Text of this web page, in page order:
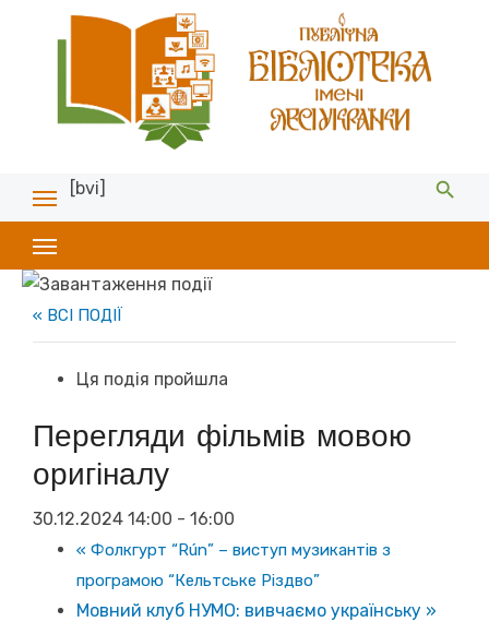
[bvi]
« ВСІ ПОДІЇ
Ця подія пройшла
Перегляди фільмів мовою
оригіналу
30.12.2024 14:00 - 16:00
« Фолкгурт “Rún” – виступ музикантів з
програмою “Кельтське Різдво”
Мовний клуб НУМО: вивчаємо українську »